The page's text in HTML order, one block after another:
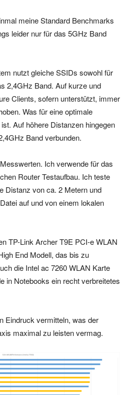
meine Standard Benchmarks
leider nur für das 5GHz Band
nutzt gleiche SSIDs sowohl für
2,4GHz Band. Auf kurze und
Clients, sofern unterstützt, immer
Was für eine optimale
Auf höhere Distanzen hingegen
Band verbunden.
Ich verwende für das
Router Testaufbau. Ich teste
Distanz von ca. 2 Metern und
auf und von einem lokalen
TP-Link Archer T9E PCI-e WLAN
End Modell, das bis zu
die Intel ac 7260 WLAN Karte
in Notebooks ein recht verbreitetes
Eindruck vermitteln, was der
maximal zu leisten vermag.